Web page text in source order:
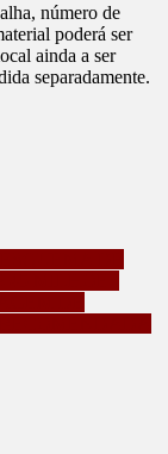
número de
poderá ser
ainda a ser
separadamente.